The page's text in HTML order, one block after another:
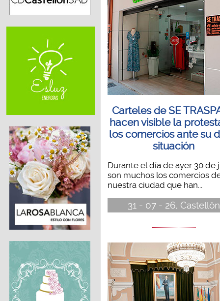
Carteles de SE
hacen visible la
los comercios ante su
situación
Durante el día de ayer 30 de
son muchos los comercios
nuestra ciudad que han...
31 - 07 - 26, Castellön